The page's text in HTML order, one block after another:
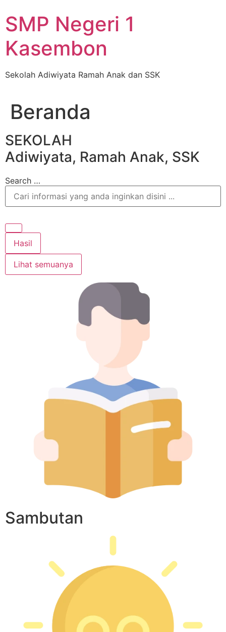
to
content
SMP Negeri 1
Kasembon
Sekolah Adiwiyata Ramah Anak dan SSK
Beranda
SEKOLAH
Adiwiyata, Ramah Anak, SSK
Search …
Hasil
Lihat semuanya
Sambutan